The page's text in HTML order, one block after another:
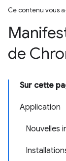
Ce contenu vous
de
Sur cette
Application
Nouvelles